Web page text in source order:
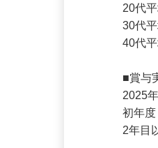
↓参考
20代
40代
■賞与
2025